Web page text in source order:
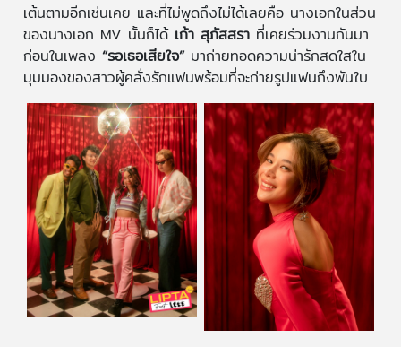
เต้นตามอีกเช่นเคย และที่ไม่พูดถึงไม่ได้เลยคือ นางเอกในส่วน
ของนางเอก MV นั้นก็ได้ เก้า สุภัสสราที่เคยร่วมงานกันมา
ก่อนในเพลง “รอเธอเสียใจ”มาถ่ายทอดความน่ารักสดใสใน
มุมมองของสาวผู้คลั่งรักแฟนพร้อมที่จะถ่ายรูปแฟนถึงพันใบ